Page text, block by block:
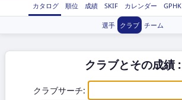
カタログ 順位 成績 SKIF カレンダー GPHK
選手 クラブ チーム
クラブとその成績 :
クラブサーチ: